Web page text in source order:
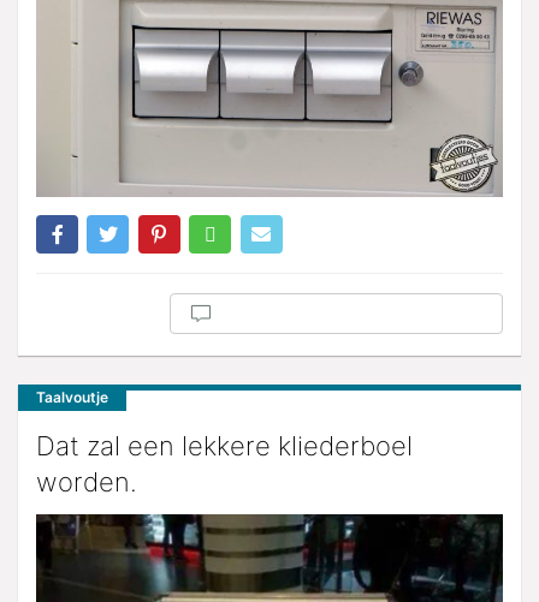
Taalvoutje
Dat zal een lekkere kliederboel
worden.